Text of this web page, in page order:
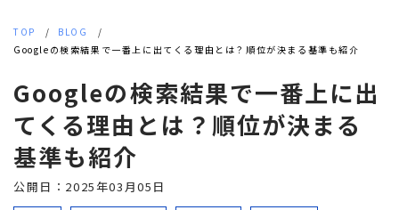
TOP
BLOG
Googleの検索結果で一番上に出てくる理由とは？順位が決まる基準も紹介
Googleの検索結果で一番上に出
てくる理由とは？順位が決まる
基準も紹介
公開日：2025年03月05日